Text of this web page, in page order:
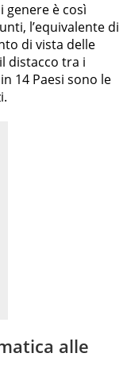
genere è così
l’equivalente di
di vista delle
distacco tra i
14 Paesi sono le
alle